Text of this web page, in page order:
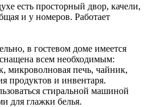
есть просторный двор, качели,
и у номеров. Работает
в гостевом доме имеется
всем необходимым:
микроволновая печь, чайник,
продуктов и инвентаря.
стиральной машиной
для глажки белья.